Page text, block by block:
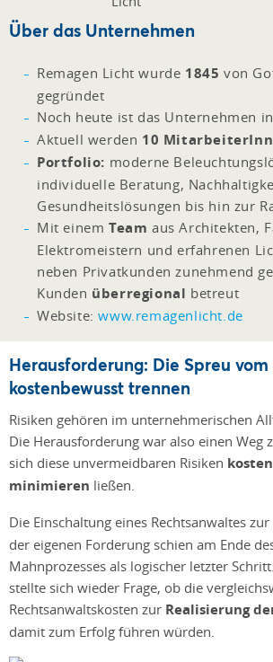
Über das Unternehmen
Remagen Licht wurde 1845 von
gegründet
Noch heute ist das Unternehmen in
Aktuell werden 10
Portfolio: moderne
individuelle Beratung,
Gesundheitslösungen bis hin zur
Mit einem Team aus Architekten,
Elektromeistern und erfahrenen
neben Privatkunden zunehmend
Kunden überregional betreut
Website:www.remagenlicht.de
Herausforderung: Die Spreu
kostenbewusst trennen
Risiken gehören im unternehmerischen
Die Herausforderung war also einen Weg
sich diese unvermeidbaren Risiken
minimieren ließen.
Die Einschaltung eines Rechtsanwaltes zur
der eigenen Forderung schien am Ende
Mahnprozesses als logischer letzter
stellte sich wieder Frage, ob die
Rechtsanwaltskosten zur Realisierung
damit zum Erfolg führen würden.